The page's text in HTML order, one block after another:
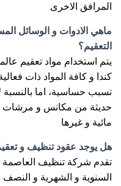
المرافق الاخرى.
ماهي الادوات و الوسائل
التعقيم؟
يتم استخدام مواد تعقيم
كندا و كافة المواد ذات
تسبب حساسية، اما بالنسبة
حديثة من مكانس و
مائية و غيرها.
هل يوجد عقود تنظيف و
تقدم شركة تنظيف العاصمة
السنوية و الشهرية و النصف